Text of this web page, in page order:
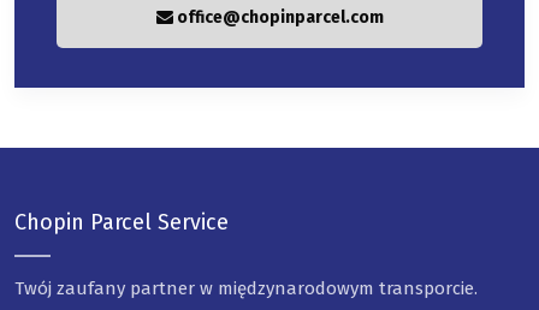
office@chopinparcel.com
Chopin Parcel Service
Twój zaufany partner w międzynarodowym transporcie.